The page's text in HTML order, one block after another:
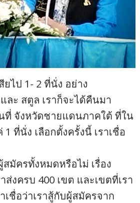
ไป 1- 2 ที่นั่ง อย่าง
ละ สตูล เราก็จะได้คืนมา
จังหวัดชายแดนภาคใต้ ที่ใน
1 ที่นั่ง เลือกตั้งครั้งนี้ เราเชื่อ
มัครทั้งหมดหรือไม่ เรื่อง
ส่งครบ 400 เขต และเขตที่เรา
เชื่อว่าเราสู้กับผู้สมัครจาก